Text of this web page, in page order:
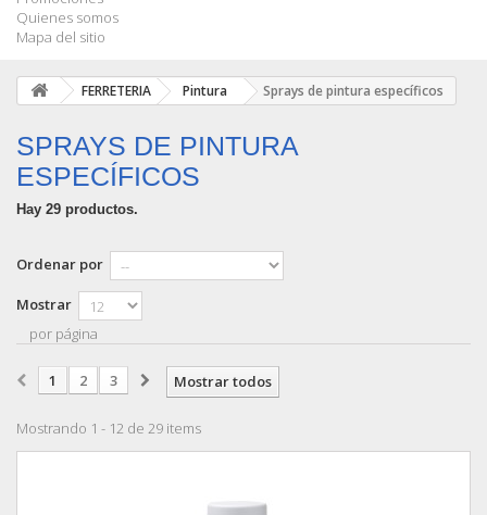
Quienes somos
Mapa del sitio
FERRETERIA Pintura Sprays de pintura específicos
SPRAYS DE PINTURA
ESPECÍFICOS
Hay 29 productos.
Ordenar por
Mostrar
por página
Mostrar todos
1 2 3
Mostrando 1 - 12 de 29 items